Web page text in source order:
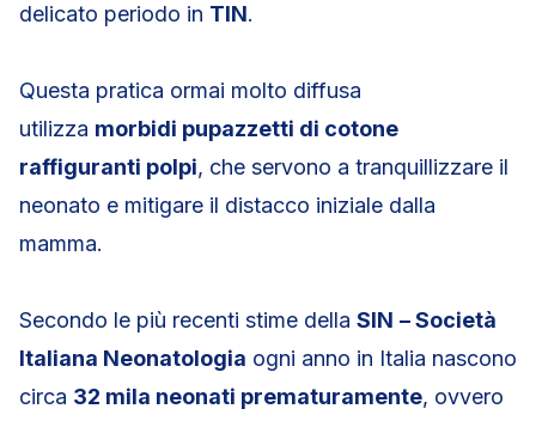
delicato periodo in TIN.
Questa pratica ormai molto diffusa
utilizza morbidi pupazzetti di cotone
raffiguranti polpi, che servono a tranquillizzare il
neonato e mitigare il distacco iniziale dalla
mamma.
Secondo le più recenti stime della SIN – Società
Italiana Neonatologia ogni anno in Italia nascono
circa 32 mila neonati prematuramente, ovvero